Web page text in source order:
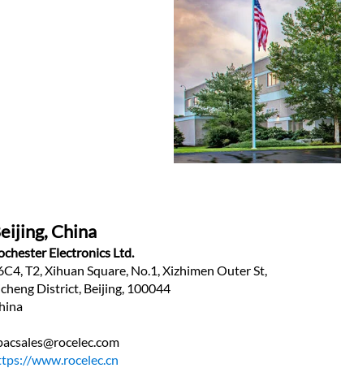
China
Electronics Ltd.
T2, Xihuan Square, No.1, Xizhimen Outer St,
District, Beijing, 100044
www.rocelec.cn